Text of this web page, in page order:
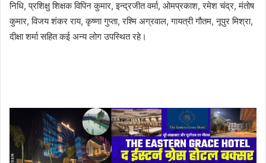
निधि, प्रशिक्षु शिक्षक विपिन कुमार, इन्द्रजीत वर्मा, ओमप्रकाश, रमेश चंद्र, मंतोष
कुमार, विजय शंकर राय, कृष्णा गुप्ता, रश्मि अग्रवाल, गायत्री गौतम, नूपुर मिश्रा,
दीक्षा शर्मा सहित कई अन्य लोग उपस्थित रहे।